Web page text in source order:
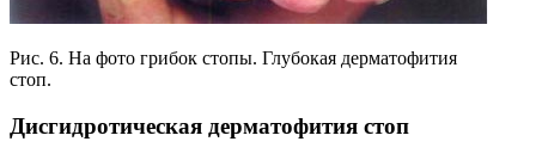
Рис. 6. На фото грибок стопы. Глубокая дерматофития
стоп.
Дисгидротическая дерматофития стоп